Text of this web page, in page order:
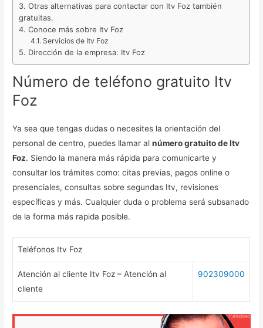
Otras alternativas para contactar con Itv Foz también
gratuitas.
Conoce más sobre Itv Foz
Servicios de Itv Foz
Dirección de la empresa: Itv Foz
Número de teléfono gratuito Itv
Foz
Ya sea que tengas dudas o necesites la orientación del
personal de centro, puedes llamar alnúmero gratuito de Itv
Foz. Siendo la manera más rápida para comunicarte y
consultar los trámites como: citas previas, pagos online o
presenciales, consultas sobre segundas Itv, revisiones
específicas y más. Cualquier duda o problema será subsanado
de la forma más rapida posible.
Teléfonos Itv Foz
Atención al cliente Itv Foz – Atención al
cliente
902309000